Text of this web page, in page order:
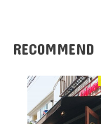
RECOMMEND